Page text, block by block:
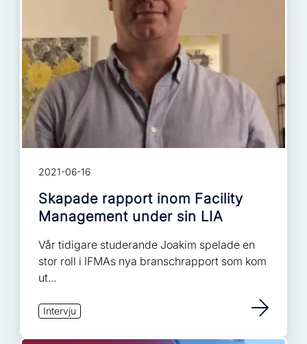
2021-06-16
Skapade rapport inom Facility
Management under sin LIA
Vår tidigare studerande Joakim spelade en
stor roll i IFMAs nya branschrapport som kom
ut...
Intervju